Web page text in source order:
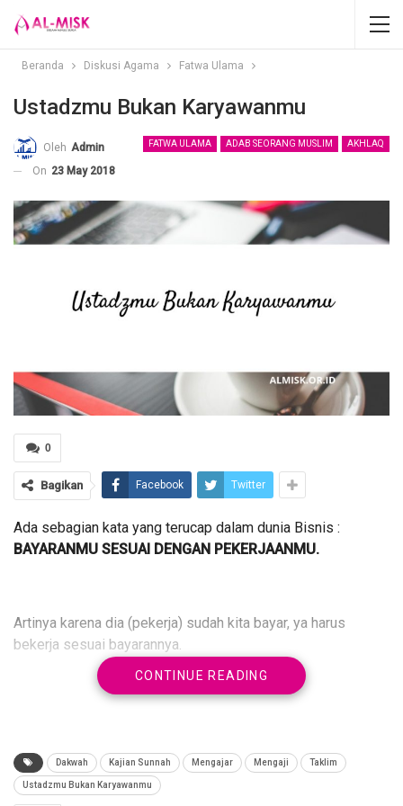
Beranda Diskusi Agama Fatwa Ulama
Ustadzmu Bukan Karyawanmu
FATWA ULAMA ADAB SEORANG MUSLIM AKHLAQ
Oleh Admin
On 23 May 2018
0
Bagikan Facebook Twitter
Ada sebagian kata yang terucap dalam dunia Bisnis :
BAYARANMU SESUAI DENGAN PEKERJAANMU.
Artinya karena dia (pekerja) sudah kita bayar, ya harus
bekerja sesuai bayarannya.
Agama.
CONTINUE READING
Dakwah Kajian Sunnah Mengajar Mengaji Taklim
Ustadzmu Bukan Karyawanmu